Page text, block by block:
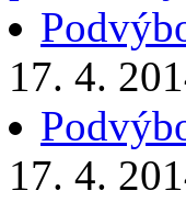
17. 4.
17. 4.